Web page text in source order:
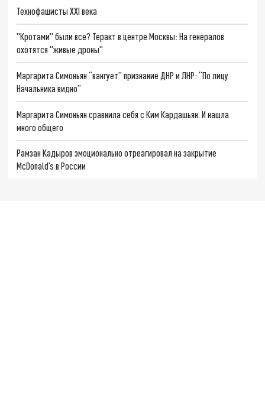
Технофашисты XXI века
"Кротами" были все? Теракт в центре Москвы: На генералов
охотятся "живые дроны"
Маргарита Симоньян “вангует” признание ДНР и ЛНР: “По лицу
Начальника видно”
Маргарита Симоньян сравнила себя с Ким Кардашьян. И нашла
много общего
Рамзан Кадыров эмоционально отреагировал на закрытие
McDonald’s в России